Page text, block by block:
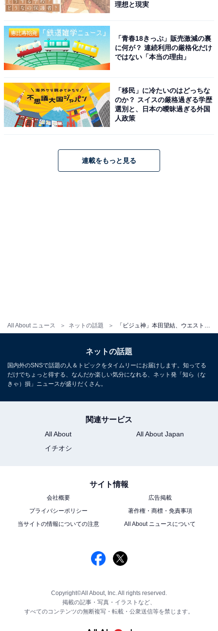
All About ニュース ネットの話題
理想と現実
「青春18きっぷ」販売激減の裏
に何が？ 連続利用の厳格化だけ
ではない「本当の理由」
「移民」に冷たいのはどっちな
のか？ スイスの厳格過ぎる学歴
選別と、日本の曖昧過ぎる外国
人政策
連載をもっと見る
ネットの話題
国内外のSNSで話題の人＆トピックをタイムリーにお届けします。知ってる
だけでちょっと得する、なんだか楽しい気分になれる、ネット発「知ら（な
きゃ）損」ニュースが盛りだくさん。
関連サービス
All About
All About Japan
イチオシ
サイト情報
会社概要
広告掲載
プライバシーポリシー
著作権・商標・免責事項
当サイトの情報についての注意
All About ニュースについて
Copyright©All About, Inc. All rights reserved.
掲載の記事・写真・イラストなど、
すべてのコンテンツの無断複写・転載・公衆送信等を禁じます。